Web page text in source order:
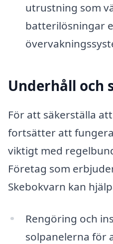
utrustning som
batterilösningar
Underhåll och
För att säkerställa
fortsätter att
viktigt med
Företag som
Skebokvarn kan
Rengöring och
solpanelerna för